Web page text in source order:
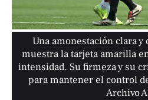
Una amonestación clara
muestra la tarjeta amarilla
intensidad. Su firmeza y su
para mantener el control
Archivo